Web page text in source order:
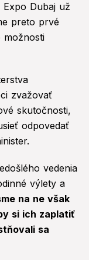
Expo Dubaj už
preto prvé
možnosti
zvažovať
skutočnosti,
odpovedať
vedenia
výlety a
na ne však
si ich zaplatiť
sa